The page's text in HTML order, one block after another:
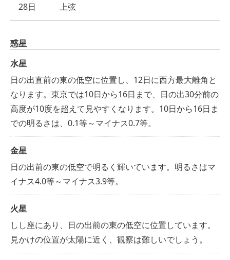
28日 上弦
惑星
水星
日の出直前の東の低空に位置し、12日に西方最大離角と
なります。東京では10日から16日まで、日の出30分前の
高度が10度を超えて見やすくなります。10日から16日ま
での明るさは、0.1等～マイナス0.7等。
金星
日の出前の東の低空で明るく輝いています。明るさはマ
イナス4.0等～マイナス3.9等。
火星
しし座にあり、日の出前の東の低空に位置しています。
見かけの位置が太陽に近く、観察は難しいでしょう。